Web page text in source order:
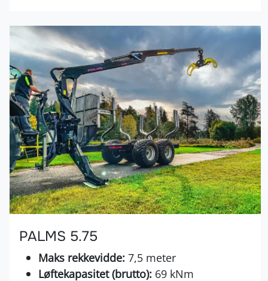
PALMS 5.75
Maks rekkevidde: 7,5 meter
Løftekapasitet (brutto): 69 kNm